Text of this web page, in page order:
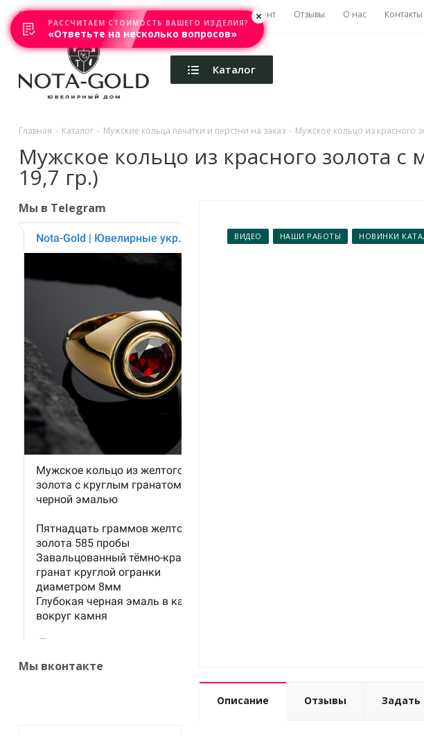
Главная Акции Каталоги Изготовление Ремонт Отзывы О нас Контакты
Каталог
Главная - Каталог - Мужские кольца печатки и перстни на заказ - Мужское кольцо из красного
Мужское кольцо из красного золота
19,7 гр.)
ВИДЕО НАШИ РАБОТЫ НОВИНКИ
Описание Отзывы Задать
Мы в Telegram
Мы вконтакте
РАССЧИТАЕМ СТОИМОСТЬ ВАШЕГО ИЗДЕЛИЯ?
«Ответьте на несколько вопросов»